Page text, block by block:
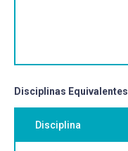
Disciplinas Equivalentes
Disciplina